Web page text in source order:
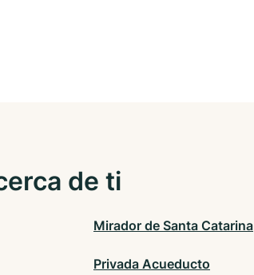
de ti
Mirador de Santa Catarina
Privada Acueducto